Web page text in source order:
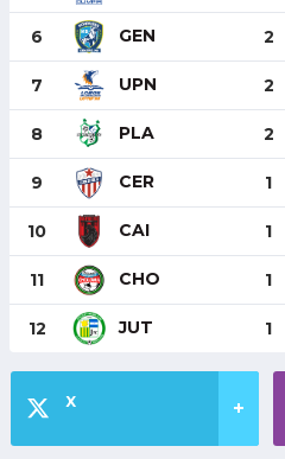
6 GEN 2
7 UPN 2
8 PLA 2
9 CER 1
10 CAI 1
11 CHO 1
12 JUT 1
X